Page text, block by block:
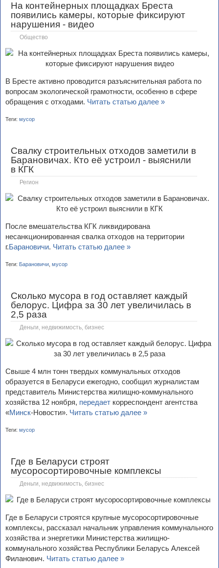
На контейнерных площадках Бреста
появились камеры, которые фиксируют
нарушения - видео
Общество
В Бресте активно проводится разъяснительная работа по
вопросам экологической грамотности, особенно в сфере
обращения с отходами. Читать статью далее »
Теги: мусор
Свалку строительных отходов заметили в
Барановичах. Кто её устроил - выяснили
в КГК
Регион
После вмешательства КГК ликвидирована
несанкционированная свалка отходов на территории
г.Барановичи. Читать статью далее »
Теги: Барановичи мусор
Сколько мусора в год оставляет каждый
белорус. Цифра за 30 лет увеличилась в
2,5 раза
Деньги, недвижимость, бизнес
Свыше 4 млн тонн твердых коммунальных отходов
образуется в Беларуси ежегодно, сообщил журналистам
представитель Министерства жилищно-коммунального
хозяйства 12 ноября, передает корреспондент агентства
«Минск-Новости». Читать статью далее »
Теги: мусор
Где в Беларуси строят
мусоросортировочные комплексы
Деньги, недвижимость, бизнес
Где в Беларуси строятся крупные мусоросортировочные
комплексы, рассказал начальник управления коммунального
хозяйства и энергетики Министерства жилищно-
коммунального хозяйства Республики Беларусь Алексей
Филанович. Читать статью далее »